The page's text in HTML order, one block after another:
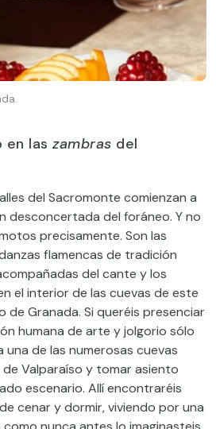
en las zambras del
del Sacromonte comienzan a
desconcertada del foráneo. Y no
precisamente. Son las
flamencas de tradición
del cante y los
el interior de las cuevas de este
de Granada. Si queréis presenciar
humana de arte y jolgorio sólo
de las numerosas cuevas
Valparaíso y tomar asiento
escenario. Allí encontraréis
cenar y dormir, viviendo por una